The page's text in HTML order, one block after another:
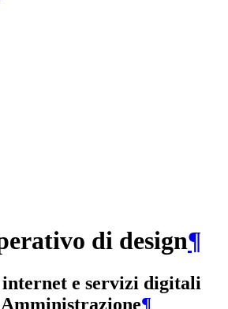
di design¶
e servizi digitali
¶